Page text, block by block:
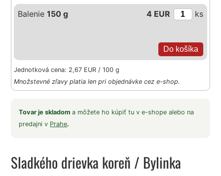
Balenie150 g 4 EUR ks
Jednotková cena: 2,67 EUR / 100 g
Množstevné zľavy platia len pri objednávke cez e-shop.
Tovar je skladoma môžete ho kúpiť tu v e-shope alebo na
predajni v Prahe.
Sladkého drievka koreň / Bylinka